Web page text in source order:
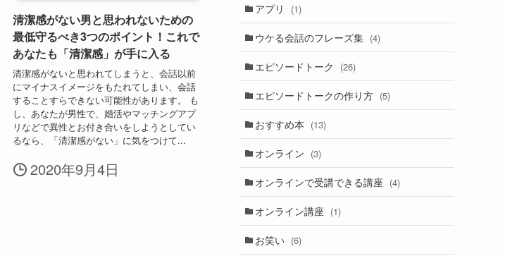
清潔感がない男と思われないための
最低守るべき3つのポイント！これで
あなたも「清潔感」が手に入る
清潔感がないと思われてしまうと、会話以前
にマイナスイメージをもたれてしまい、会話
することすらできない可能性があります。 も
し、あなたが男性で、婚活やマッチングアプ
リなどで異性とお付き合いをしようとしてい
るなら、「清潔感がない」に気をつけて...
2020年9月4日
アプリ (1)
ウケる会話のフレーズ集 (4)
エピソードトーク (26)
エピソードトークの作り方 (5)
おすすめ本 (13)
オンライン (3)
オンラインで受講できる講座 (4)
オンライン講座 (1)
お笑い (6)